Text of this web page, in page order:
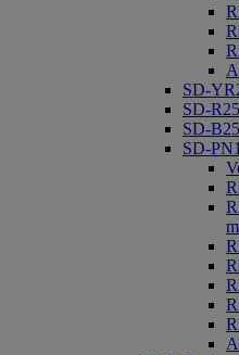
SD-
SD-
SD-
SD-